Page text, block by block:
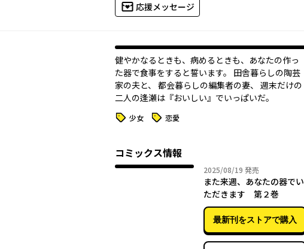
応援メッセージ
健やかなるときも、病めるときも、あなたの作っ
た器で食事をすると誓います。 田舎暮らしの陶芸
家の夫と、 都会暮らしの編集者の妻、 週末だけの
タグ 少女 タグ 恋愛
コミックス情報
2025/08/19 2025年08月19日
発売
また来週、あなたの器でい
ただきます 第２巻
最新刊をストアで購入